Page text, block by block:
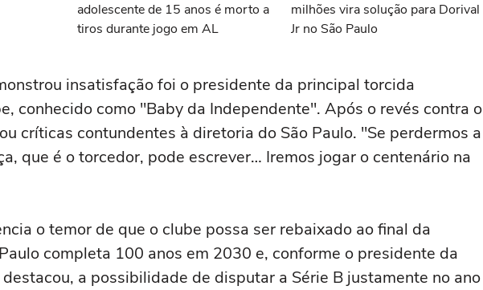
adolescente de 15 anos é morto a
tiros durante jogo em AL
milhões vira solução para Dorival
Jr no São Paulo
insatisfação foi o presidente da principal torcida
conhecido como "Baby da Independente". Após o revés contra o
críticas contundentes à diretoria do São Paulo. "Se perdermos a
que é o torcedor, pode escrever… Iremos jogar o centenário na
o temor de que o clube possa ser rebaixado ao final da
completa 100 anos em 2030 e, conforme o presidente da
a possibilidade de disputar a Série B justamente no ano